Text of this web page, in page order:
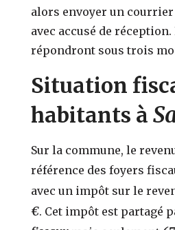
alors envoyer un
avec accusé de
répondront sous trois
Situation
habitants à
Sur la commune, le
référence des foyers
avec un impôt sur le
€. Cet impôt est partagé